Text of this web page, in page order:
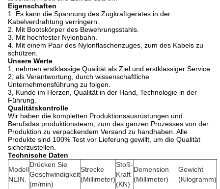
Eigenschaften
1. Es kann die Spannung des Zugkraftgerätes in der
Kabelverdrahtung verringern.
2. Mit Bootskörper des Bewehrungsstahls.
3. Mit hochfester Nylonbahn.
4. Mit einem Paar des Nylonflaschenzuges, zum des Kabels zu
schützen.
Unsere Werte
1, nehmen erstklassige Qualität als Ziel und erstklassiger Service.
2, als Verantwortung, durch wissenschaftliche
Unternehmensführung zu folgen.
3, Kunde im Herzen, Qualität in der Hand, Technologie in der
Führung.
Qualitätskontrolle
Wir haben die kompletten Produktionsausrüstungen und
Berufsdas produktionsteam, zum des ganzen Prozesses von der
Produktion zu verpackendem Versand zu handhaben. Alle
Produkte sind 100% Test vor Lieferung gewillt, um die Qualität
sicherzustellen.
Technische Daten
Modell
NEIN.
Drücken Sie
Geschwindigkeit
(m/min)
Strecke
(Millimeter)
Stoß-
Kraft
(KN)
Demension
(Millimeter)
Gewicht
(Kilogramm)